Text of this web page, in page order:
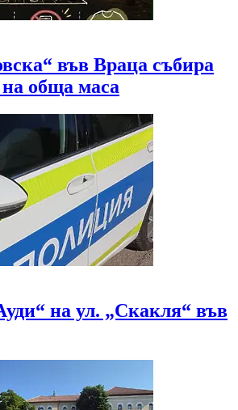
във Враца събира
обща маса
на ул. „Скакля“ във